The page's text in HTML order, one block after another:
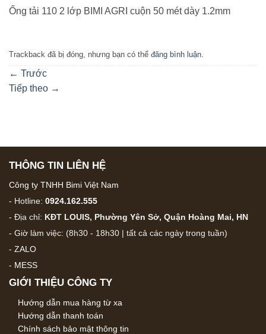
Ống tải 110 2 lớp BIMI AGRI cuộn 50 mét dày 1.2mm
Trackback đã bị đóng, nhưng bạn có thể đăng bình luận.
← Trước
Tiếp theo →
THÔNG TIN LIÊN HỆ
Công ty TNHH Bimi Việt Nam
- Hotline: 0924.162.555
- Địa chỉ: KĐT LOUIS, Phường Yên Sở, Quận Hoàng Mai, HN
- Giờ làm việc: (8h30 - 18h30 | tất cả các ngày trong tuần)
- ZALO
- MESS
GIỚI THIỆU CÔNG TY
Hướng dẫn mua hàng từ xa
Hướng dẫn thanh toán
Chính sách bảo mật thông tin